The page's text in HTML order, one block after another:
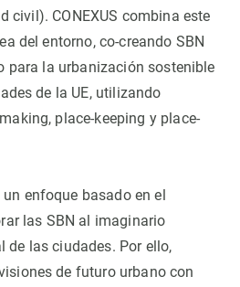
civil). CONEXUS combina este
del entorno, co-creando SBN
para la urbanización sostenible
de la UE, utilizando
place-keeping y place-
enfoque basado en el
las SBN al imaginario
las ciudades. Por ello,
de futuro urbano con